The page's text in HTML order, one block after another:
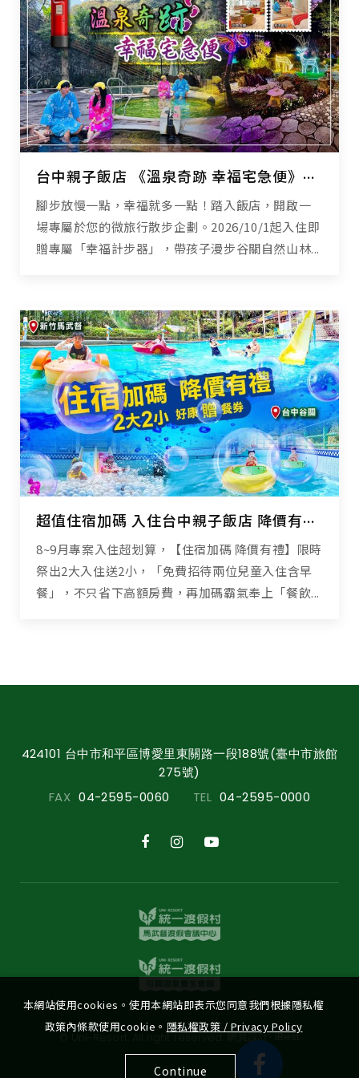
台中親子飯店 《溫泉奇跡 幸福宅急便》親子泡湯 x 幸福任務，解鎖驚喜好禮
腳步放慢一點，幸福就多一點！踏入飯店，開啟一
場專屬於您的微旅行散步企劃。2026/10/1起入住即
贈專屬「幸福計步器」，帶孩子漫步谷關自然山林...
超值住宿加碼 入住台中親子飯店 降價有禮高CP享受
8~9月專案入住超划算，【住宿加碼 降價有禮】限時
祭出2大入住送2小，「免費招待兩位兒童入住含早
餐」，不只省下高額房費，再加碼霸氣奉上「餐飲...
424101 台中市和平區博愛里東關路一段188號(臺中市旅館
275號)
FAX 04-2595-0060 TEL 04-2595-0000
© Uni-Resort. All right reserved. 網頁設計‧iBest
本網站使用cookies。使用本網站即表示您同意我們根據隱私權
政策內條款使用cookie。 隱私權政策 / Privacy Policy
Continue